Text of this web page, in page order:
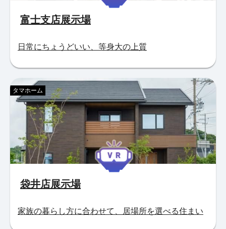
富士支店展示場
日常にちょうどいい、等身大の上質
袋井店展示場
タマホーム
家族の暮らし方に合わせて、居場所を選べる住まい